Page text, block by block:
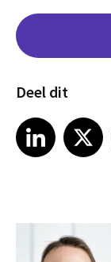
Deel dit
Share on LinkedIn
LinkedIn
Share on X